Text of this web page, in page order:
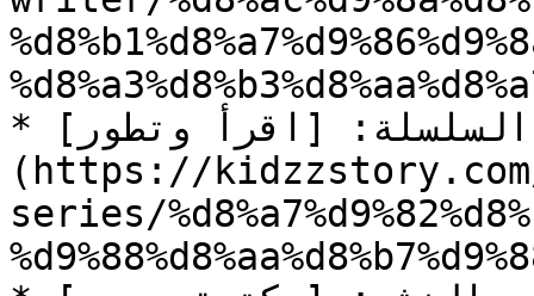
* السلسلة: [اقرأ وتطور]
(https://
series/